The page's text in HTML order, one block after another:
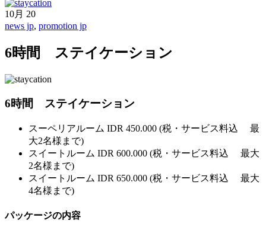
10月 20
news jp, promotion jp
6時間 ステイケーション
6時間 ステイケーション
スーペリアルーム IDR 450.000 (税・サービス料込 最
大2名様まで)
スイートルーム IDR 600.000 (税・サービス料込 最大
2名様まで)
スイートルーム IDR 650.000 (税・サービス料込 最大
4名様まで)
パッケージの内容